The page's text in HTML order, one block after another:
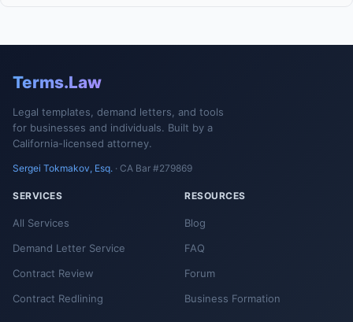
Terms.Law
Legal templates, demand letters, and tools
for businesses and individuals. Built by a
California-licensed attorney.
Sergei Tokmakov, Esq. · CA Bar #279869
SERVICES
All Services
Demand Letter Service
Contract Review
Contract Redlining
RESOURCES
Blog
FAQ
Forum
Business Formation